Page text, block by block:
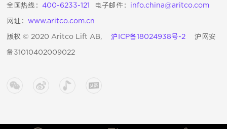
全国热线：400-6233-121 电子邮件： info.china@aritco.com
网址：www.aritco.com.cn
版权 © 2020 Aritco Lift AB,沪ICP备18024938号-2 沪网安
备31010402009022